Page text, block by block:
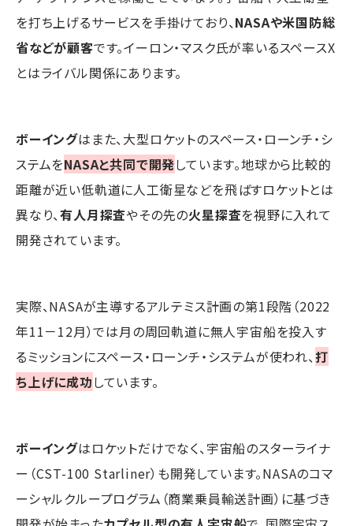
を打ち上げるサービスを手掛けており、NASAや米国防総
省などが顧客です。イーロン・マスク氏が率いるスペースX
とはライバル関係にあります。
ボーイングはまた、大型ロケットのスペース・ローンチ・シ
ステムをNASAと共同で開発しています。地球から比較的
距離が近い低軌道に人工衛星などを飛ばすロケットとは
異なり、有人月探査やその先の火星探査を視野に入れて
開発されています。
実際、NASAが主導するアルテミス計画の第1段階（2022
年11－12月）では月の周回軌道に無人宇宙船を投入す
るミッションにスペース・ローンチ・システムが使われ、打
ち上げに成功しています。
ボーイングはロケットだけでなく、宇宙船のスターライナ
ー（CST-100 Starliner）も開発しています。NASAのコマ
ーシャルクループログラム（商業乗員輸送計画）に基づき